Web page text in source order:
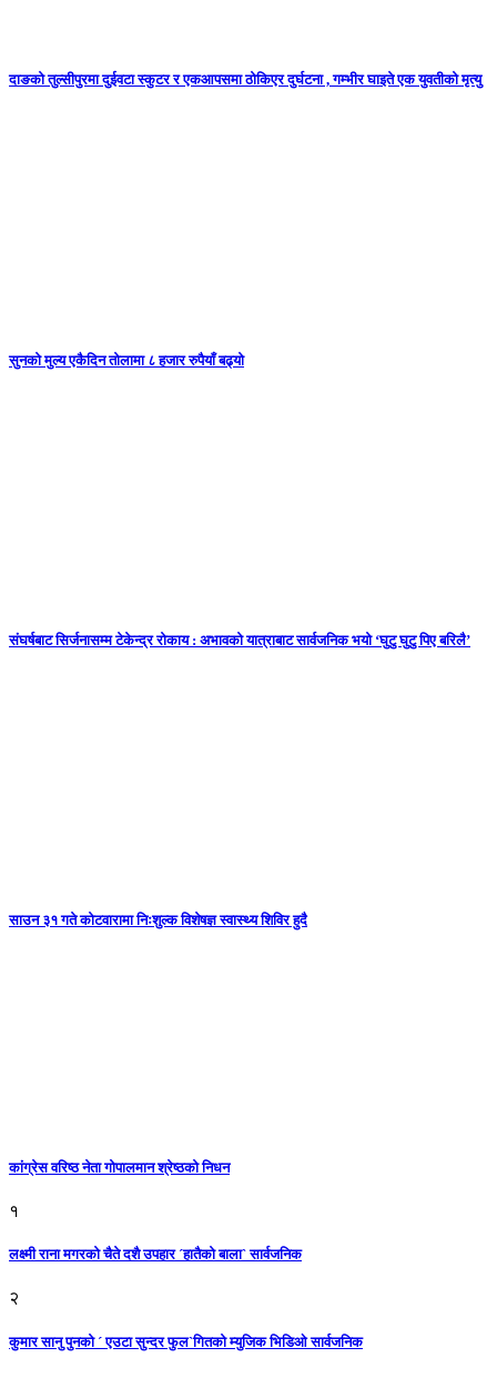
दाङको तुल्सीपुरमा दुईवटा स्कुटर र एकआपसमा ठोकिएर दुर्घटना , गम्भीर घाइते एक युवतीको मृत्यु
सुनकाे मुल्य एकैदिन तोलामा ८ हजार रुपैयाँ बढ्यो
संघर्षबाट सिर्जनासम्म टेकेन्द्र रोकाय : अभावको यात्राबाट सार्वजनिक भयो ‘घुटु घुटु पिए बरिलै’
साउन ३१ गते कोटवारामा निःशुल्क विशेषज्ञ स्वास्थ्य शिविर हुदै
कांग्रेस वरिष्ठ नेता गोपालमान श्रेष्ठको निधन
१
लक्ष्मी राना मगरको चैते दशै उपहार ´हातैको बाला` सार्वजनिक
२
कुमार सानु पुनको ´ एउटा सुन्दर फुल`गितको म्युजिक भिडिओ सार्वजनिक